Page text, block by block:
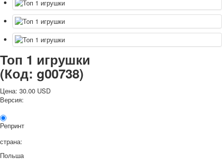
Топ 1 игрушки
(Код: g00738)
Цена: 30.00 USD
Версия:
Репринт
страна:
Польша